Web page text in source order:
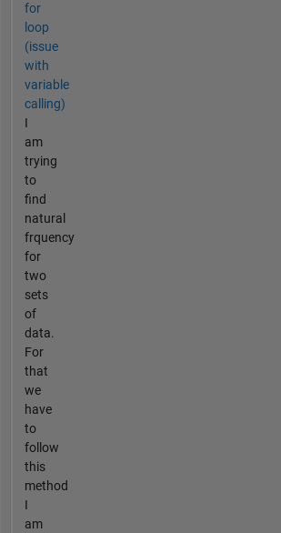
for
loop
(issue
with
variable
calling)
I
am
trying
to
find
natural
frquency
for
two
sets
of
data.
For
that
we
have
to
follow
this
method
I
am